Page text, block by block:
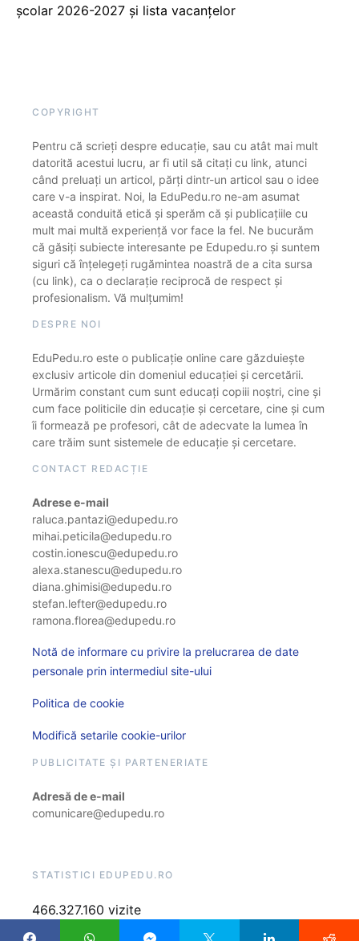
școlar 2026-2027 și lista vacanțelor
COPYRIGHT
Pentru că scrieți despre educație, sau cu atât mai mult
datorită acestui lucru, ar fi util să citați cu link, atunci
când preluați un articol, părți dintr-un articol sau o idee
care v-a inspirat. Noi, la EduPedu.ro ne-am asumat
această conduită etică și sperăm că și publicațiile cu
mult mai multă experiență vor face la fel. Ne bucurăm
că găsiți subiecte interesante pe Edupedu.ro și suntem
siguri că înțelegeți rugămintea noastră de a cita sursa
(cu link), ca o declarație reciprocă de respect și
profesionalism. Vă mulțumim!
DESPRE NOI
EduPedu.ro este o publicație online care găzduiește
exclusiv articole din domeniul educației și cercetării.
Urmărim constant cum sunt educați copiii noștri, cine și
cum face politicile din educație și cercetare, cine și cum
îi formează pe profesori, cât de adecvate la lumea în
care trăim sunt sistemele de educație și cercetare.
CONTACT REDACȚIE
Adrese e-mail
raluca.pantazi@edupedu.ro
mihai.peticila@edupedu.ro
costin.ionescu@edupedu.ro
alexa.stanescu@edupedu.ro
diana.ghimisi@edupedu.ro
stefan.lefter@edupedu.ro
ramona.florea@edupedu.ro
Notă de informare cu privire la prelucrarea de date
personale prin intermediul site-ului
Politica de cookie
Modifică setarile cookie-urilor
PUBLICITATE ȘI PARTENERIATE
Adresă de e-mail
comunicare@edupedu.ro
STATISTICI EDUPEDU.RO
466.327.160 vizite